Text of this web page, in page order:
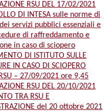
RSU DEL 17/02/2021
DI INTESA sulle norme di
servizi pubblici essenziali e
di raffreddamento e
in caso di sciopero
DI ISTITUTO SULLE
IN CASO DI SCIOPERO
– 27/09/2021 ore 9,45
RSU DEL 20/10/2021
TRA RSU E
del 20 ottobre 2021